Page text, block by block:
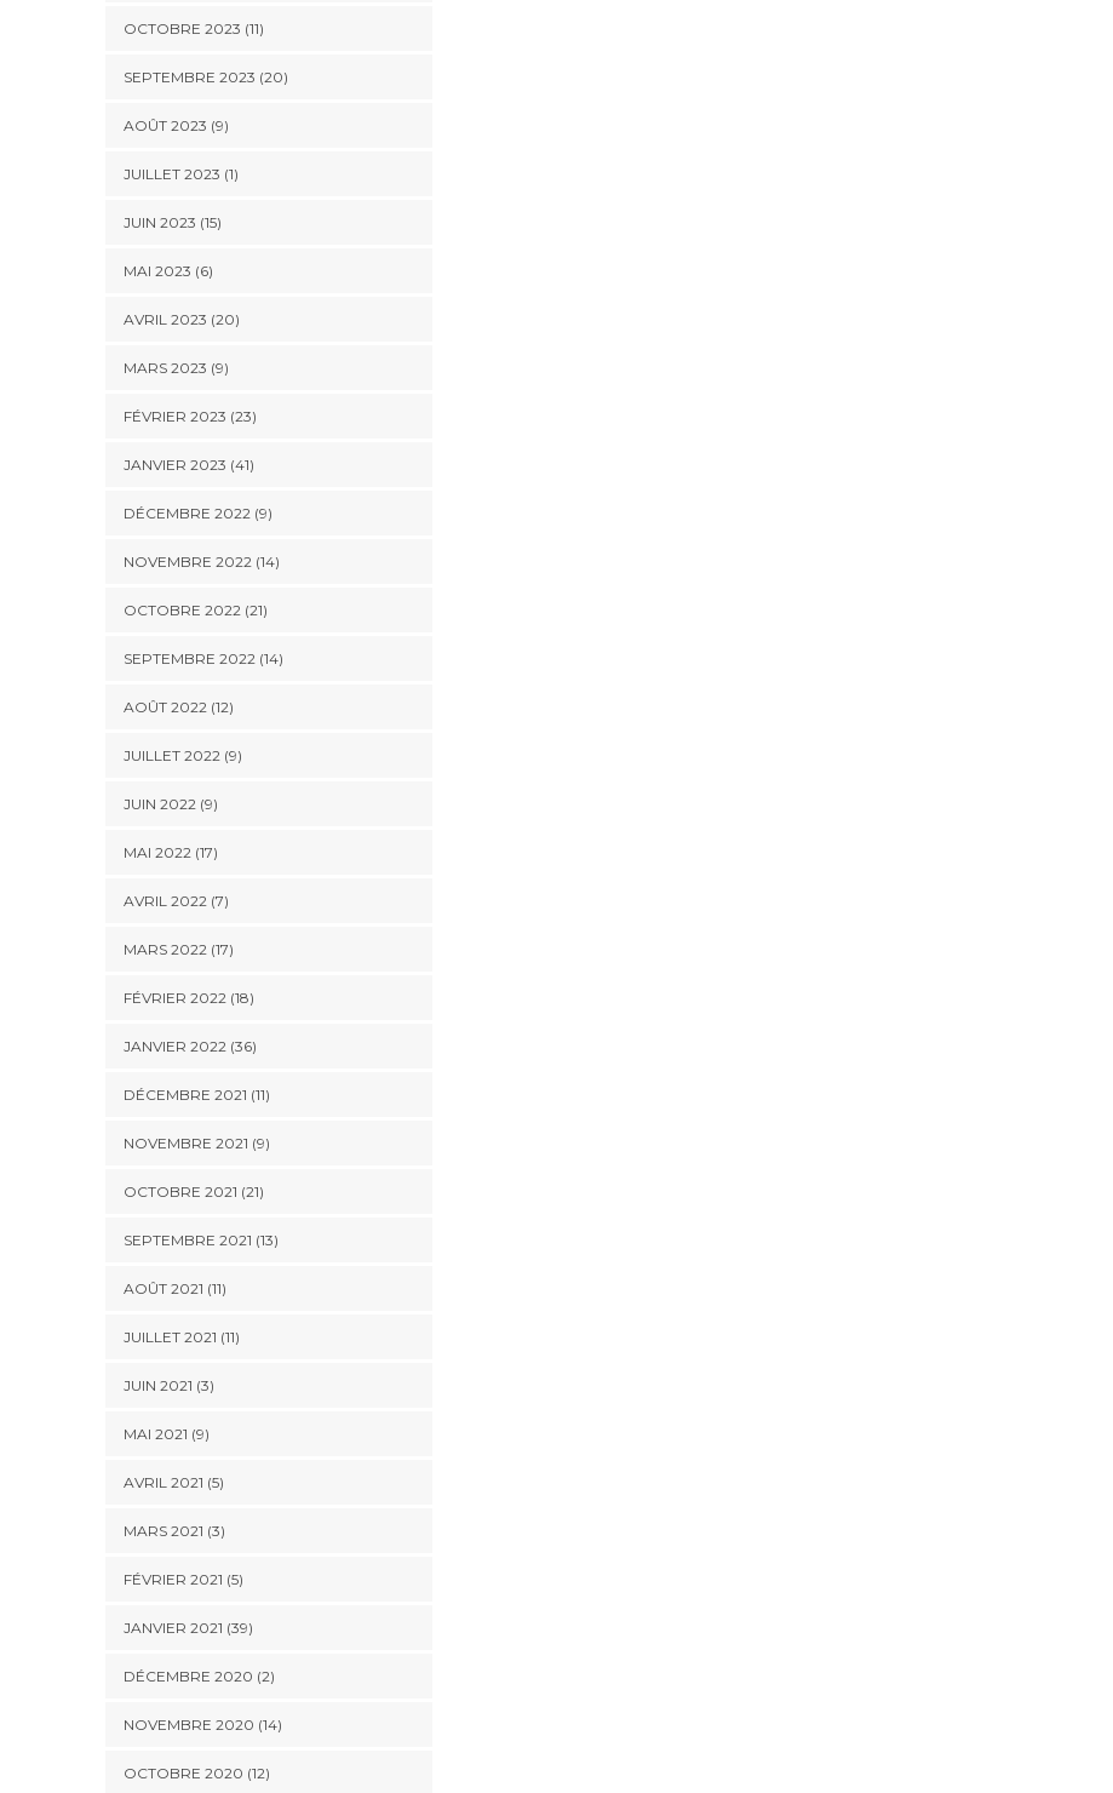
OCTOBRE 2023 (11)
SEPTEMBRE 2023 (20)
AOÛT 2023 (9)
JUILLET 2023 (1)
JUIN 2023 (15)
MAI 2023 (6)
AVRIL 2023 (20)
MARS 2023 (9)
FÉVRIER 2023 (23)
JANVIER 2023 (41)
DÉCEMBRE 2022 (9)
NOVEMBRE 2022 (14)
OCTOBRE 2022 (21)
SEPTEMBRE 2022 (14)
AOÛT 2022 (12)
JUILLET 2022 (9)
JUIN 2022 (9)
MAI 2022 (17)
AVRIL 2022 (7)
MARS 2022 (17)
FÉVRIER 2022 (18)
JANVIER 2022 (36)
DÉCEMBRE 2021 (11)
NOVEMBRE 2021 (9)
OCTOBRE 2021 (21)
SEPTEMBRE 2021 (13)
AOÛT 2021 (11)
JUILLET 2021 (11)
JUIN 2021 (3)
MAI 2021 (9)
AVRIL 2021 (5)
MARS 2021 (3)
FÉVRIER 2021 (5)
JANVIER 2021 (39)
DÉCEMBRE 2020 (2)
NOVEMBRE 2020 (14)
OCTOBRE 2020 (12)